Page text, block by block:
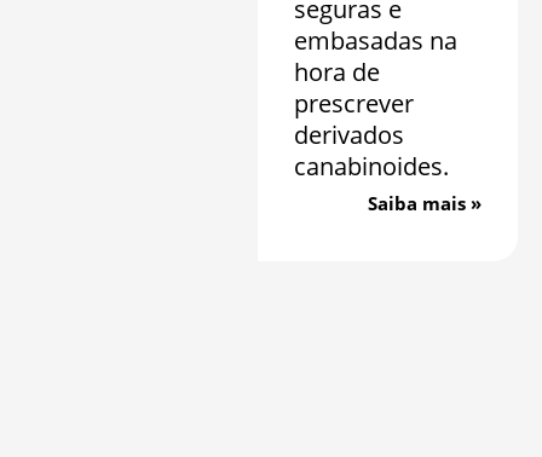
seguras e
embasadas na
hora de
prescrever
derivados
canabinoides.
Saiba mais »